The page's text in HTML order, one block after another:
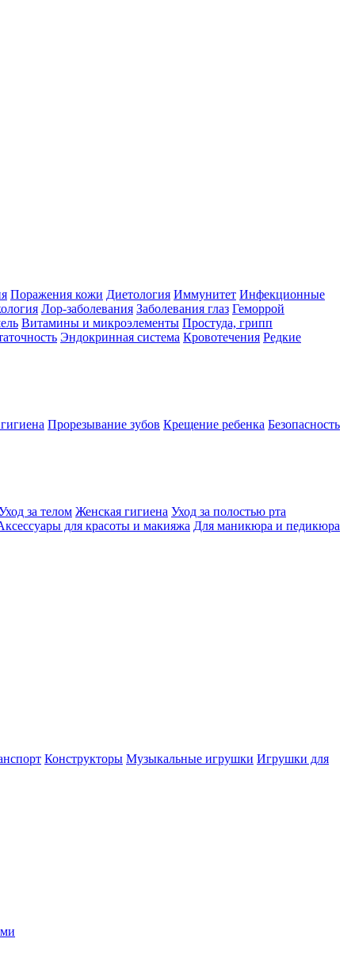
Поражения кожи Диетология Иммунитет Инфекционные
Лор-заболевания Заболевания глаз Геморрой
Витамины и микроэлементы Простуда, грипп
Эндокринная система Кровотечения Редкие
Прорезывание зубов Крещение ребенка Безопасность
за телом Женская гигиена Уход за полостью рта
для красоты и макияжа Для маникюра и педикюра
Конструкторы Музыкальные игрушки Игрушки для